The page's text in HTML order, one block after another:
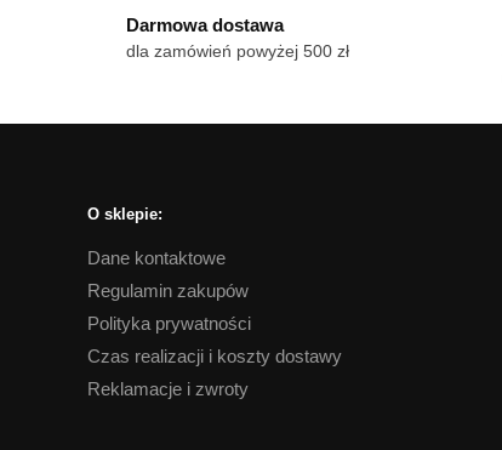
170 zł
wiele
wariantów.
można
Darmowa dostawa
dla zamówień powyżej 500 zł
O sklepie:
Dane kontaktowe
Regulamin zakupów
Polityka prywatności
Czas realizacji i koszty dostawy
Reklamacje i zwroty